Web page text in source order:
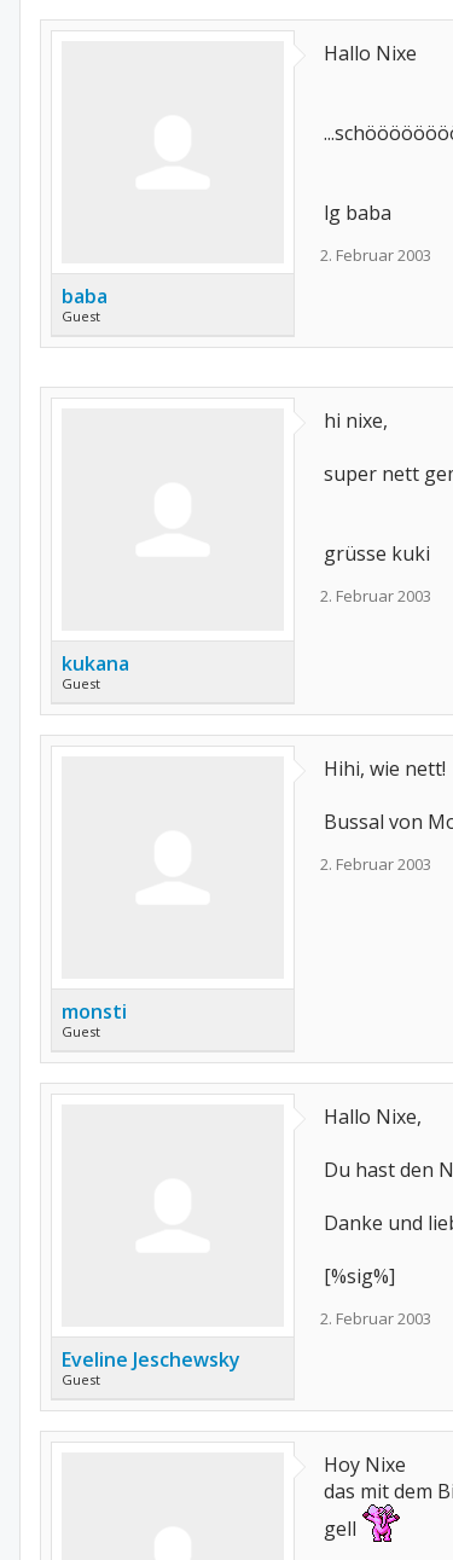
baba
Guest
Hallo Nixe
lg baba
2. Februar 2003
kukana
Guest
hi nixe,
super nett
grüsse kuki
2. Februar 2003
monsti
Guest
Hihi, wie nett!
Bussal von
2. Februar 2003
Eveline Jeschewsky
Guest
Hallo Nixe,
Du hast den
Danke und
[%sig%]
2. Februar 2003
Hoy Nixe
das mit dem
gell